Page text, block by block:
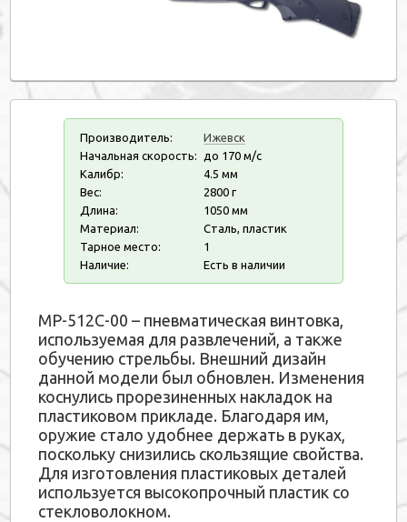
Производитель:
Ижевск
Начальная скорость:
до 170 м/с
Калибр:
4.5 мм
Вес:
2800 г
Длина:
1050 мм
Материал:
Сталь, пластик
Тарное место:
1
Наличие:
Есть в наличии
МР-512С-00 – пневматическая винтовка,
используемая для развлечений, а также
обучению стрельбы. Внешний дизайн
данной модели был обновлен. Изменения
коснулись прорезиненных накладок на
пластиковом прикладе. Благодаря им,
оружие стало удобнее держать в руках,
поскольку снизились скользящие свойства.
Для изготовления пластиковых деталей
используется высокопрочный пластик со
стекловолокном.